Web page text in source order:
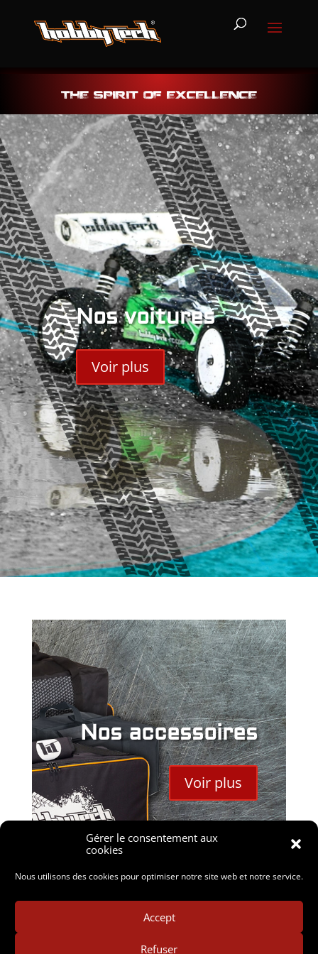
Gérer le consentement aux
cookies
Nous utilisons des cookies pour optimiser notre site web et notre service.
Accept
Refuser
THE SPIRIT OF EXCELLENCE
Nos voitures
Voir plus
Nos accessoires
Voir plus